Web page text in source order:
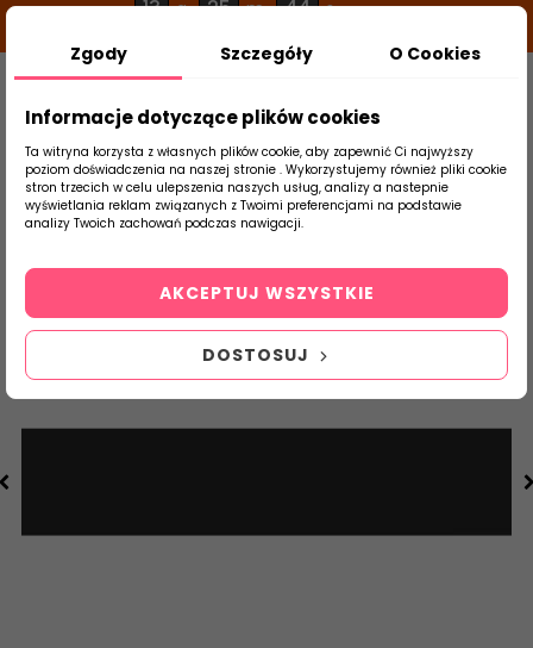
13 g 25 m 44 s
Szukaj
produktu
Strona Główna Płytki Łazienkowe
Zgody Szczegóły O Cookies
Informacje dotyczące plików cookies
Ta witryna korzysta z własnych plików cookie, aby zapewnić Ci najwyższy
poziom doświadczenia na naszej stronie . Wykorzystujemy również pliki cookie
stron trzecich w celu ulepszenia naszych usług, analizy a nastepnie
wyświetlania reklam związanych z Twoimi preferencjami na podstawie
analizy Twoich zachowań podczas nawigacji.
DOSTOSUJ
AKCEPTUJ WSZYSTKIE